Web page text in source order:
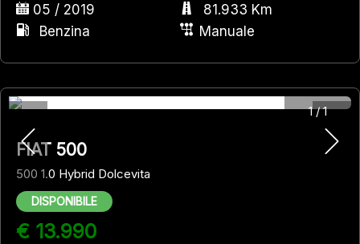
05 / 2019
81.933 Km
Benzina
Manuale
1 /1
FIAT 500
500 1.0 Hybrid Dolcevita
DISPONIBILE
€ 13.990